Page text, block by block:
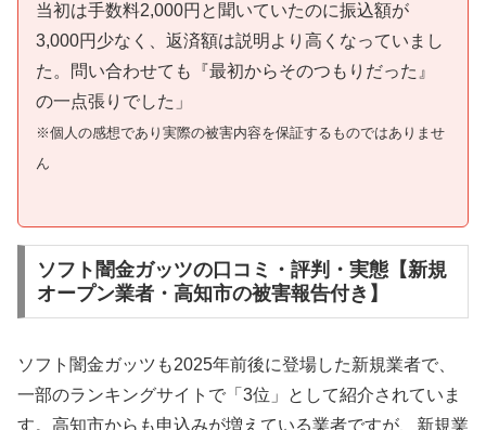
当初は手数料2,000円と聞いていたのに振込額が
3,000円少なく、返済額は説明より高くなっていまし
た。問い合わせても『最初からそのつもりだった』
の一点張りでした」
※個人の感想であり実際の被害内容を保証するものではありませ
ん
ソフト闇金ガッツの口コミ・評判・実態【新規
オープン業者・高知市の被害報告付き】
ソフト闇金ガッツも2025年前後に登場した新規業者で、
一部のランキングサイトで「3位」として紹介されていま
す。高知市からも申込みが増えている業者ですが、新規業